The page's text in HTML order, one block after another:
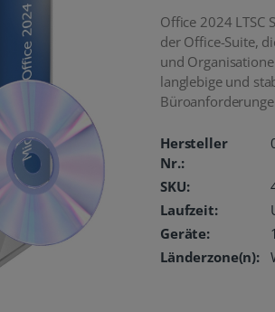
Office 2024 LTSC
der Office-Suite,
und
langlebige und
Hersteller
Nr.:
SKU:
Laufzeit:
Geräte:
1
Länderzone(n):